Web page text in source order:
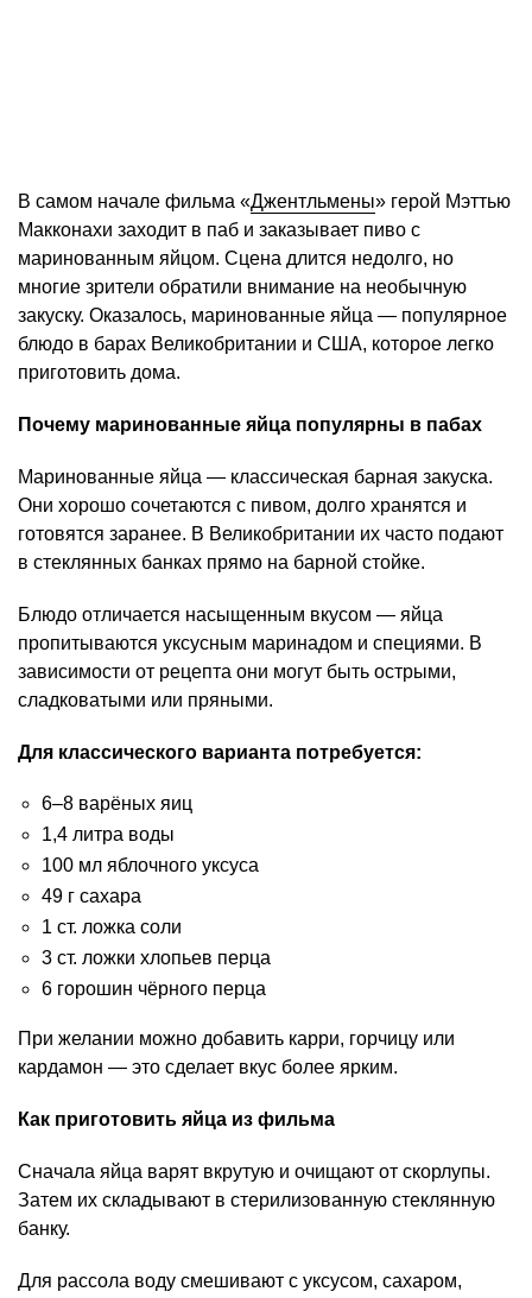
В самом начале фильма «Джентльмены» герой Мэттью
Макконахи заходит в паб и заказывает пиво с
маринованным яйцом. Сцена длится недолго, но
многие зрители обратили внимание на необычную
закуску. Оказалось, маринованные яйца — популярное
блюдо в барах Великобритании и США, которое легко
приготовить дома.
Почему маринованные яйца популярны в пабах
Маринованные яйца — классическая барная закуска.
Они хорошо сочетаются с пивом, долго хранятся и
готовятся заранее. В Великобритании их часто подают
в стеклянных банках прямо на барной стойке.
Блюдо отличается насыщенным вкусом — яйца
пропитываются уксусным маринадом и специями. В
зависимости от рецепта они могут быть острыми,
сладковатыми или пряными.
Для классического варианта потребуется:
6–8 варёных яиц
1,4 литра воды
100 мл яблочного уксуса
49 г сахара
1 ст. ложка соли
3 ст. ложки хлопьев перца
6 горошин чёрного перца
При желании можно добавить карри, горчицу или
кардамон — это сделает вкус более ярким.
Как приготовить яйца из фильма
Сначала яйца варят вкрутую и очищают от скорлупы.
Затем их складывают в стерилизованную стеклянную
банку.
Для рассола воду смешивают с уксусом, сахаром,